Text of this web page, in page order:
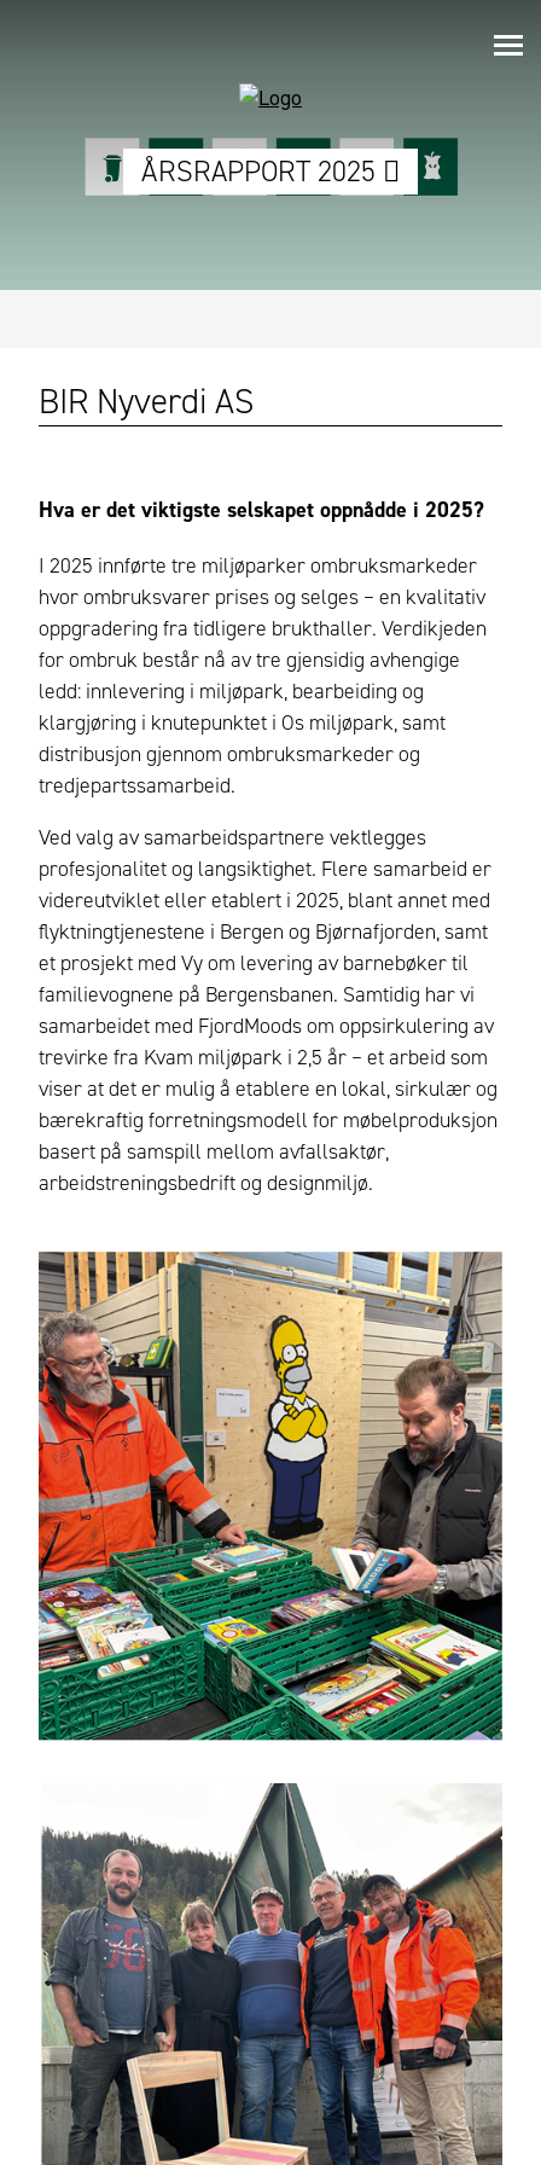
ÅRSRAPPORT 2025
BIR Nyverdi AS
Hva er det viktigste selskapet oppnådde i 2025?
I 2025 innførte tre miljøparker ombruksmarkeder
hvor ombruksvarer prises og selges – en kvalitativ
oppgradering fra tidligere brukthaller. Verdikjeden
for ombruk består nå av tre gjensidig avhengige
ledd: innlevering i miljøpark, bearbeiding og
klargjøring i knutepunktet i Os miljøpark, samt
distribusjon gjennom ombruksmarkeder og
tredjepartssamarbeid.
Ved valg av samarbeidspartnere vektlegges
profesjonalitet og langsiktighet. Flere samarbeid er
videreutviklet eller etablert i 2025, blant annet med
flyktningtjenestene i Bergen og Bjørnafjorden, samt
et prosjekt med Vy om levering av barnebøker til
familievognene på Bergensbanen. Samtidig har vi
samarbeidet med FjordMoods om oppsirkulering av
trevirke fra Kvam miljøpark i 2,5 år – et arbeid som
viser at det er mulig å etablere en lokal, sirkulær og
bærekraftig forretningsmodell for møbelproduksjon
basert på samspill mellom avfallsaktør,
arbeidstreningsbedrift og designmiljø.